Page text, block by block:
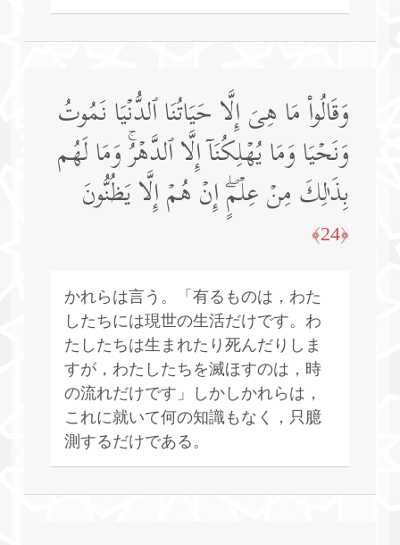
وَقَالُوا۟ مَا هِیَ إِلَّا حَیَاتُنَا ٱلدُّنۡیَا نَمُوتُ
وَنَحۡیَا وَمَا یُهۡلِكُنَاۤ إِلَّا ٱلدَّهۡرُۚ وَمَا لَهُم
بِذَ ٰ⁠لِكَ مِنۡ عِلۡمٍۖ إِنۡ هُمۡ إِلَّا یَظُنُّونَ
﴿24﴾
かれらは言う。「有るものは，わた
したちには現世の生活だけです。わ
たしたちは生まれたり死んだりしま
すが，わたしたちを滅ほすのは，時
の流れだけです」しかしかれらは，
これに就いて何の知識もなく，只臆
測するだけである。